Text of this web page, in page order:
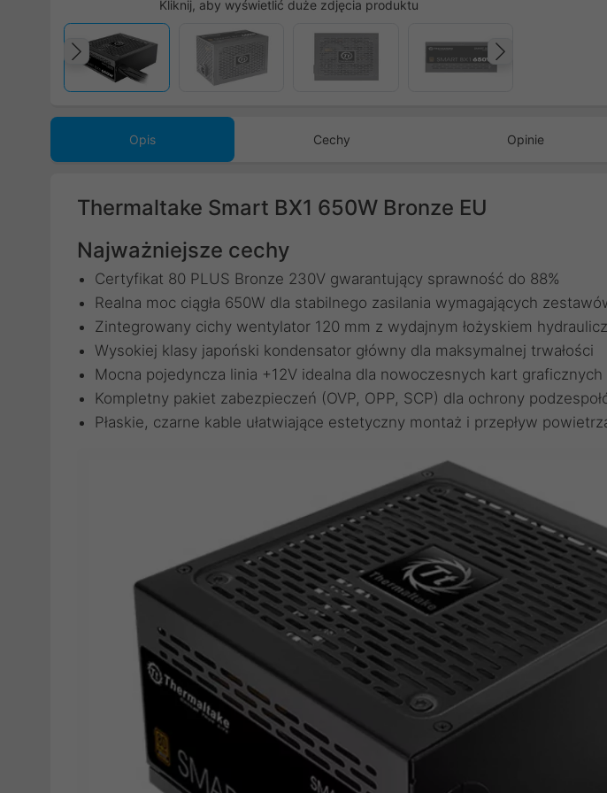
Kliknij, aby wyświetlić duże zdjęcia produktu
Poprzedni
Opis Cechy Opinie
Thermaltake Smart BX1 650W Bronze EU
Najważniejsze cechy
Certyfikat 80 PLUS Bronze 230V gwarantujący sprawność do 88%
Realna moc ciągła 650W dla stabilnego zasilania wymagających
Zintegrowany cichy wentylator 120 mm z wydajnym łożyskiem
Wysokiej klasy japoński kondensator główny dla maksymalnej trwałości
Mocna pojedyncza linia +12V idealna dla nowoczesnych kart graficznych
Kompletny pakiet zabezpieczeń (OVP, OPP, SCP) dla ochrony
Płaskie, czarne kable ułatwiające estetyczny montaż i przepływ